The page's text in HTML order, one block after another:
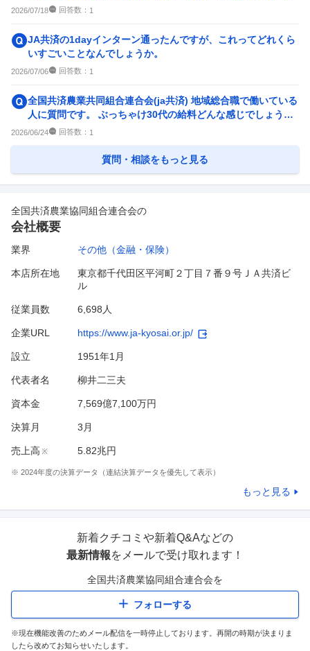
すすめ理由とともに教...
2026/07/18 回答数： 1
JA共済の1dayインターン通ったんですが、これってどれくら
いすごいことなんでしょうか。
2026/07/06 回答数： 1
全国共済農業共同組合連合会(ja共済) 地域総合職で働いている
人に質問です。 ぶっちゃけ30代の給料どんな感じでしょうか
教えて頂...
2026/06/24 回答数： 1
質問・相談をもっと見る
全国共済農業協同組合連合会の
会社概要
業界 その他（金融・保険）
本店所在地
東京都千代田区平河町２丁目７番９号ＪＡ共済ビ
ル
従業員数 6,698人
企業URL https://www.ja-kyosai.or.jp/
設立 1951年1月
代表者名 柳井二三夫
資本金 7,569億7,100万円
決算月 3月
売上高 ※ 5.82兆円
※ 2024年度の決算データ（連結決算データを優先して表示）
もっと見る
新着クチコミや新着Q&Aなどの
最新情報をメールで受け取れます！
全国共済農業協同組合連合会を
フォローする
※現在機能改善のためメール配信を一時停止しております。再開の時期が決まりま
したら改めてお知らせいたします。